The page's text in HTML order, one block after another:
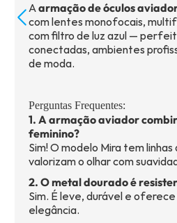
Aarmação de óculos
com lentes monofocais,
com filtro de luz azul —
conectadas, ambientes
de moda.
Perguntas Frequentes:
1. A armação aviador
feminino?
Sim! O modelo Mira tem
valorizam o olhar com
2. O metal dourado é
Sim. É leve, durável e
elegância.